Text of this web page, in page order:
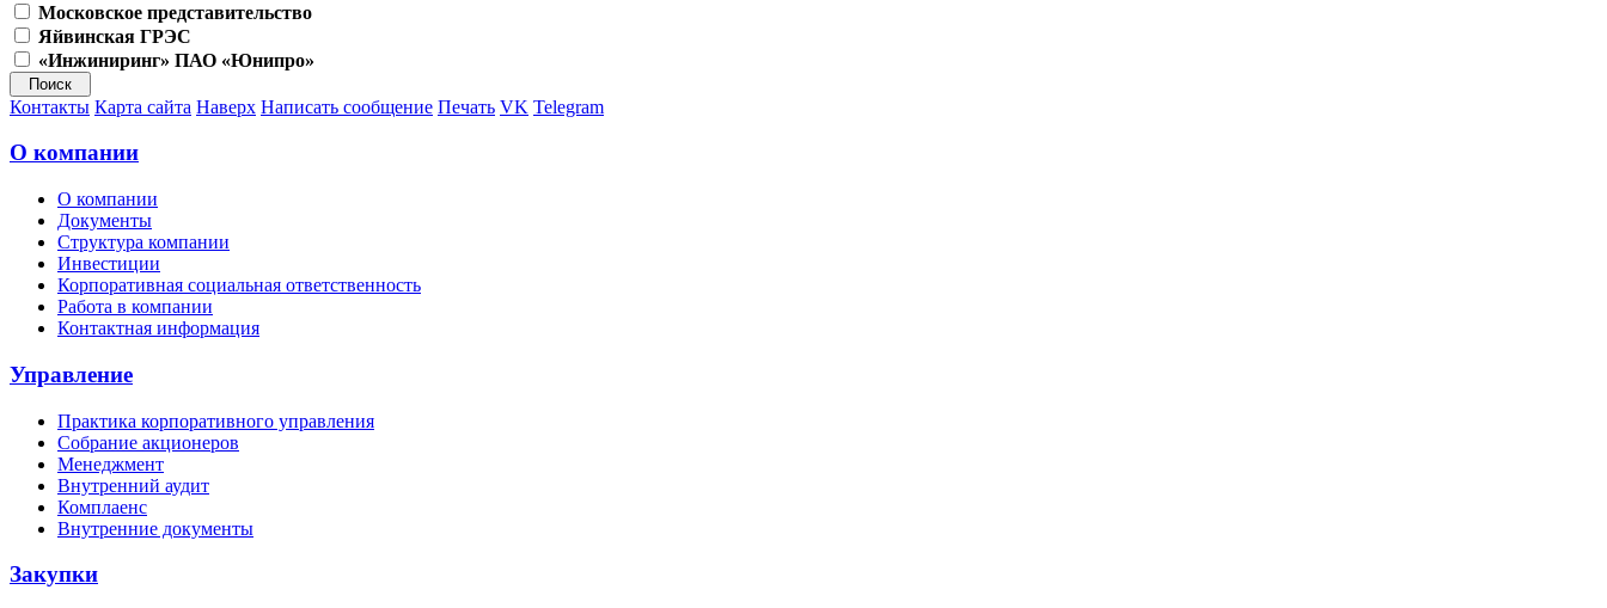
Московское представительство
Яйвинская ГРЭС
«Инжиниринг» ПАО «Юнипро»
Контакты Карта сайта Наверх Написать сообщение Печать VK Telegram
О компании
О компании
Документы
Структура компании
Инвестиции
Корпоративная социальная ответственность
Работа в компании
Контактная информация
Управление
Практика корпоративного управления
Собрание акционеров
Менеджмент
Внутренний аудит
Комплаенс
Внутренние документы
Закупки